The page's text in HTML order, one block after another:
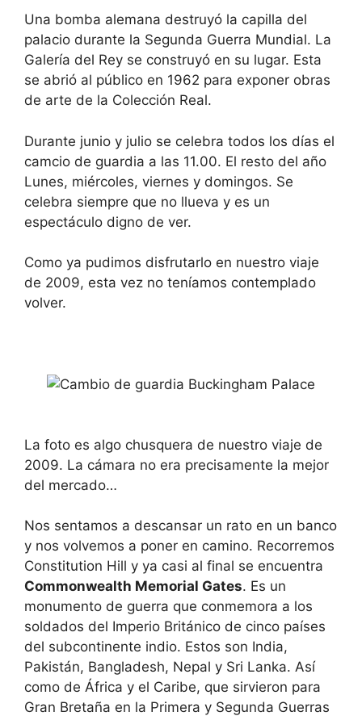
Una bomba alemana destruyó la capilla del
palacio durante la Segunda Guerra Mundial. La
Galería del Rey se construyó en su lugar. Esta
se abrió al público en 1962 para exponer obras
de arte de la Colección Real.
Durante junio y julio se celebra todos los días el
camcio de guardia a las 11.00. El resto del año
Lunes, miércoles, viernes y domingos. Se
celebra siempre que no llueva y es un
espectáculo digno de ver.
Como ya pudimos disfrutarlo en nuestro viaje
de 2009, esta vez no teníamos contemplado
volver.
La foto es algo chusquera de nuestro viaje de
2009. La cámara no era precisamente la mejor
del mercado…
Nos sentamos a descansar un rato en un banco
y nos volvemos a poner en camino. Recorremos
Constitution Hill y ya casi al final se encuentra
Commonwealth Memorial Gates. Es un
monumento de guerra que conmemora a los
soldados del Imperio Británico de cinco países
del subcontinente indio. Estos son India,
Pakistán, Bangladesh, Nepal y Sri Lanka. Así
como de África y el Caribe, que sirvieron para
Gran Bretaña en la Primera y Segunda Guerras